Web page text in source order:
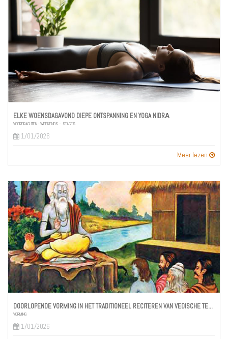
ELKE WOENSDAGAVOND DIEPE ONTSPANNING EN YOGA NIDRĀ
VOORDRACHTEN - WEEKENDS – STAGES
1/01/2026
Meer lezen
DOORLOPENDE VORMING IN HET TRADITIONEEL RECITEREN VAN VEDISCHE TEKSTEN
VORMING
1/01/2026